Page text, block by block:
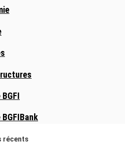
BGFIBank
récents